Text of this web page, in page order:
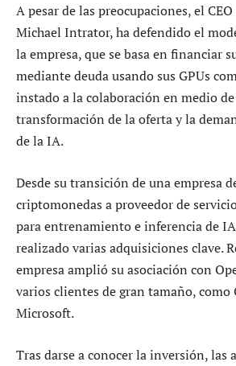
A pesar de las preocupaciones, el
Michael Intrator, ha defendido el
la empresa, que se basa en financiar
mediante deuda usando sus GPUs
instado a la colaboración en medio
transformación de la oferta y la
de la IA.
Desde su transición de una empresa
criptomonedas a proveedor de
para entrenamiento e inferencia de
realizado varias adquisiciones clave.
empresa amplió su asociación con
varios clientes de gran tamaño, como
Microsoft.
Tras darse a conocer la inversión, las